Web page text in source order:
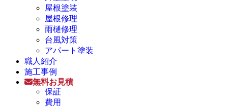
屋根塗装
屋根修理
雨樋修理
台風対策
アパート塗装
職人紹介
施工事例
無料お見積
保証
費用